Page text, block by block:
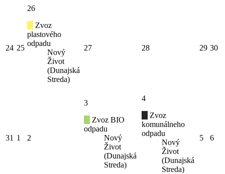
24 25
26
Zvoz
plastového
odpadu
Nový
Život
(Dunajská
Streda)
27 28 29 30
31 1 2
3
Zvoz BIO
odpadu
Nový
Život
(Dunajská
Streda)
4
Zvoz
komunálneho
odpadu
Nový
Život
(Dunajská
Streda)
5 6